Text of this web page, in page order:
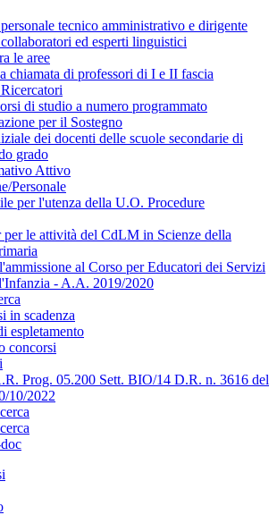
tecnico amministrativo e dirigente
ed esperti linguistici
le aree
chiamata di professori di I e II fascia
di studio a numero programmato
per il Sostegno
dei docenti delle scuole secondarie di
grado
Attivo
Personale
per l'utenza della U.O. Procedure
per le attività del CdLM in Scienze della
al Corso per Educatori dei Servizi
- A.A. 2019/2020
in scadenza
espletamento
concorsi
Prog. 05.200 Sett. BIO/14 D.R. n. 3616 del
10/2022